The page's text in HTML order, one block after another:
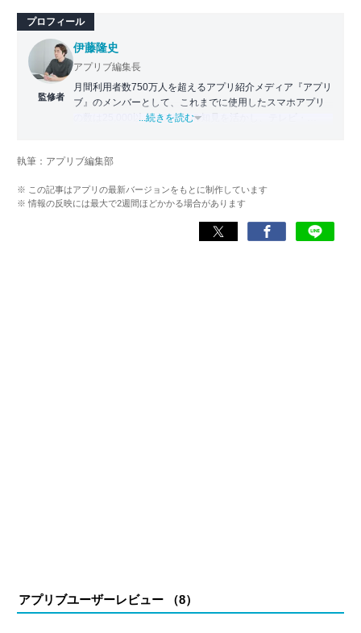
プロフィール
監修者
伊藤隆史
アプリブ編集長
月間利用者数750万人を超えるアプリ紹介メディア『アプリ
ブ』のメンバーとして、これまでに使用したスマホアプリ
の数は25,000以上。アプリの知見を活かし、テレビ・
化アプリの紹介）、TBS『サタプラ』（スマホライフが変
スマホアプリ）他
...続きを読む
執筆：アプリブ編集部
※ この記事はアプリの最新バージョンをもとに制作しています
※ 情報の反映には最大で2週間ほどかかる場合があります
アプリブユーザーレビュー （8）